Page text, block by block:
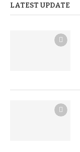
LATEST UPDATE